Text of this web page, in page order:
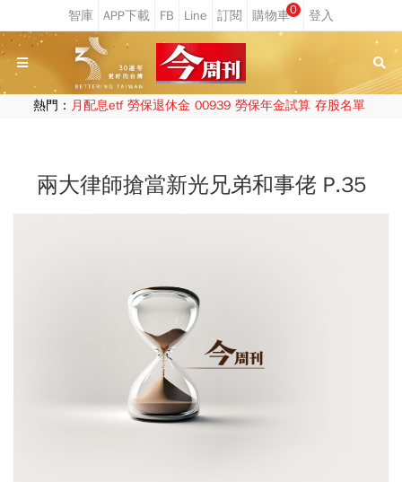
0
熱門： 月配息etf 勞保退休金 00939 勞保年金試算 存股名單
兩大律師搶當新光兄弟和事佬 P.35